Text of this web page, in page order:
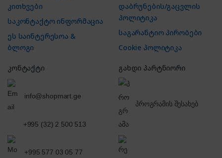
კითხვები
საკონტაქტო ინფორმაცია
ეს საინტერესოა &
ბლოგი
დაბრუნების/გაცვლის
პოლიტიკა
საგარანტიო პირობები
Cookie პოლიტიკა
კონტაქტი
info@shopmart.ge
+995 (32) 2 500 513
+995 577 03 05 77
გახდი პარტნიორი
პროგრამის შესახებ